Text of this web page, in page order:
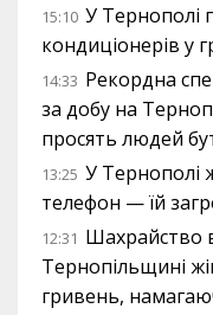
15:10 У Тернополі
кондиціонерів у
14:33 Рекордна
за добу на
просять людей
13:25 У Тернополі
телефон — їй
12:31 Шахрайство
Тернопільщині
гривень,